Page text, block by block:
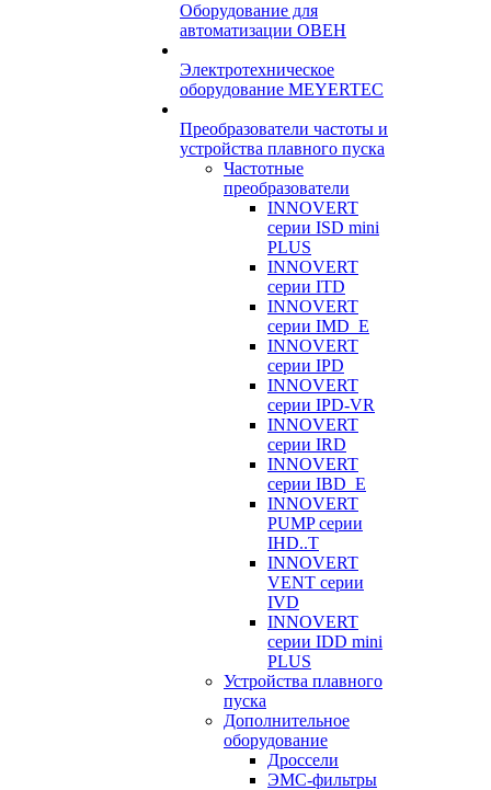
Оборудование для
автоматизации ОВЕН
Электротехническое
оборудование MEYERTEC
Преобразователи частоты и
устройства плавного пуска
Частотные
преобразователи
INNOVERT
серии ISD mini
PLUS
INNOVERT
серии ITD
INNOVERT
серии IMD_E
INNOVERT
серии IPD
INNOVERT
серии IPD-VR
INNOVERT
серии IRD
INNOVERT
серии IBD_E
INNOVERT
PUMP серии
IHD..T
INNOVERT
VENT серии
IVD
INNOVERT
серии IDD mini
PLUS
Устройства плавного
пуска
Дополнительное
оборудование
Дроссели
ЭМС-фильтры